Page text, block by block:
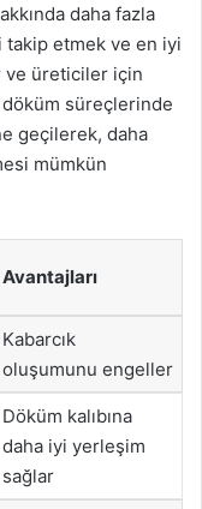
daha fazla
etmek ve en iyi
ve üreticiler için
döküm süreçlerinde
geçilerek, daha
mümkün
Avantajları
Kabarcık
oluşumunu engeller
Döküm kalıbına
daha iyi yerleşim
sağlar